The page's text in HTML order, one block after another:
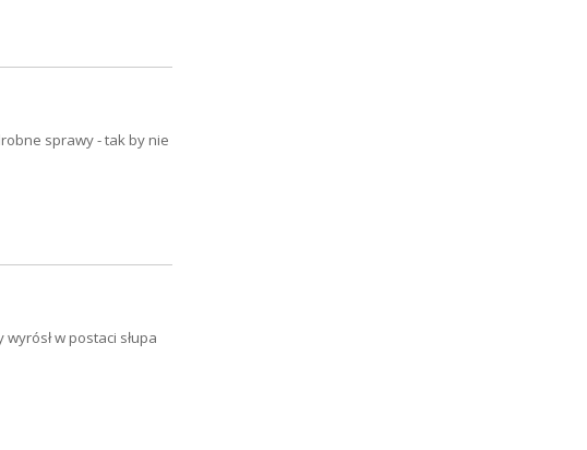
sprawy - tak by nie
w postaci słupa